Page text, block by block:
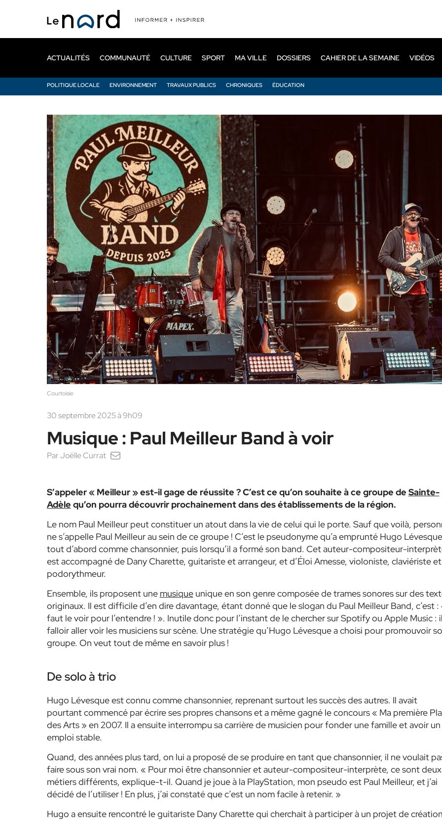
principal
ACTUALITÉS
POLITIQUE LOCALE ENVIRONNEMENT TRAVAUX PUBLICS CHRONIQUES ÉDUCATION
COMMUNAUTÉ CULTURE SPORT MA VILLE DOSSIERS CAHIER DE LA SEMAINE VIDÉOS
Courtoisie
30 septembre 2025 à 9h09
Musique : Paul Meilleur Band à voir
ParJoëlle Currat
S’appeler « Meilleur » est-il gage de réussite ? C’est ce qu’on souhaite à ce groupe de Sainte-
Adèle qu’on pourra découvrir prochainement dans des établissements de la région.
Le nom Paul Meilleur peut constituer un atout dans la vie de celui qui le porte. Sauf que voilà,
ne s’appelle Paul Meilleur au sein de ce groupe ! C’est le pseudonyme qu’a emprunté Hugo Lévesque
tout d’abord comme chansonnier, puis lorsqu’il a formé son band. Cet auteur-compositeur-
est accompagné de Dany Charette, guitariste et arrangeur, et d’Éloi Amesse, violoniste, claviériste et
podorythmeur.
Ensemble, ils proposent une musiqueunique en son genre composée de trames sonores sur des
originaux. Il est difficile d’en dire davantage, étant donné que le slogan du Paul Meilleur Band, c’est :
faut le voir pour l’entendre ! ». Inutile donc pour l’instant de le chercher sur Spotify ou Apple Music :
falloir aller voir les musiciens sur scène. Une stratégie qu’Hugo Lévesque a choisi pour promouvoir
groupe. On veut tout de même en savoir plus !
De solo à trio
Hugo Lévesque est connu comme chansonnier, reprenant surtout les succès des autres. Il avait
pourtant commencé par écrire ses propres chansons et a même gagné le concours « Ma première
des Arts » en 2007. Il a ensuite interrompu sa carrière de musicien pour fonder une famille et avoir un
emploi stable.
Quand, des années plus tard, on lui a proposé de se produire en tant que chansonnier, il ne voulait
faire sous son vrai nom. « Pour moi être chansonnier et auteur-compositeur-interprète, ce sont deux
métiers différents, explique-t-il. Quand je joue à la PlayStation, mon pseudo est Paul Meilleur, et j’ai
décidé de l’utiliser ! En plus, j’ai constaté que c’est un nom facile à retenir. »
Hugo a ensuite rencontré le guitariste Dany Charette qui cherchait à participer à un projet de création